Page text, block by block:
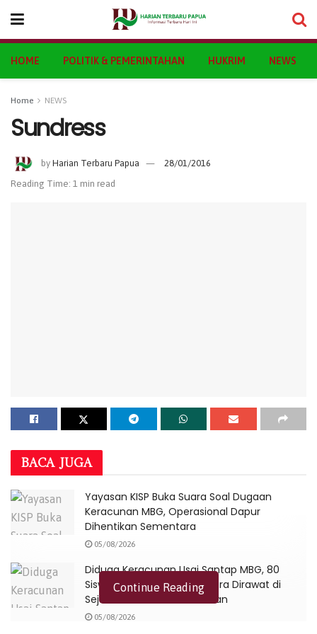
HOME POLITIK & PEMERINTAHAN HUKRIM NEWS
Home NEWS
Sundress
by Harian Terbaru Papua
28/01/2016
Reading Time: 1 min read
BACA JUGA
Yayasan KISP Buka Suara Soal Dugaan
Keracunan MBG, Operasional Dapur
Dihentikan Sementara
05/08/2026
Diduga Keracunan Usai Santap MBG, 80
Siswa di Kabupaten Jayapura Dirawat di
Sejumlah Fasilitas Kesehatan
05/08/2026
Continue Reading